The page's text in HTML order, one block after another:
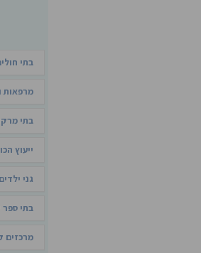
בתי
מרפאות
בתי
ייעוץ
גני ילדים
בתי ספר
מרכזים